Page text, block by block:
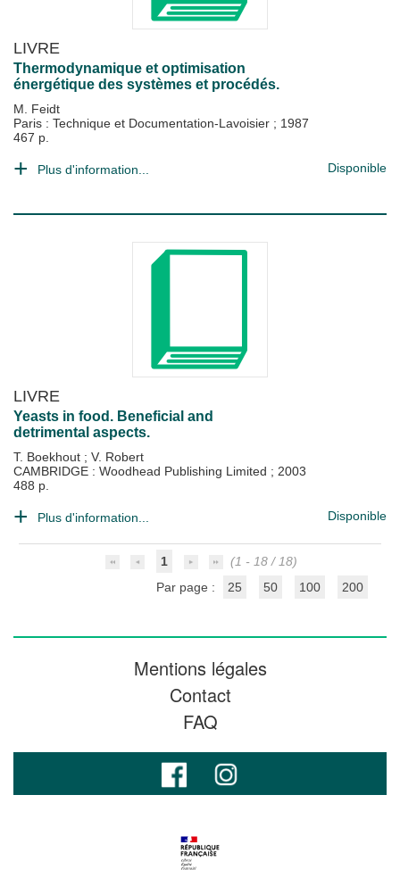
LIVRE
Thermodynamique et optimisation
énergétique des systèmes et procédés.
M. Feidt
Paris : Technique et Documentation-Lavoisier ; 1987
467 p.
Plus d'information... Disponible
LIVRE
Yeasts in food. Beneficial and
detrimental aspects.
T. Boekhout ; V. Robert
CAMBRIDGE : Woodhead Publishing Limited ; 2003
488 p.
Plus d'information... Disponible
1
(1 - 18 / 18)
Par page :
25 50 100 200
Mentions légales
Contact
FAQ